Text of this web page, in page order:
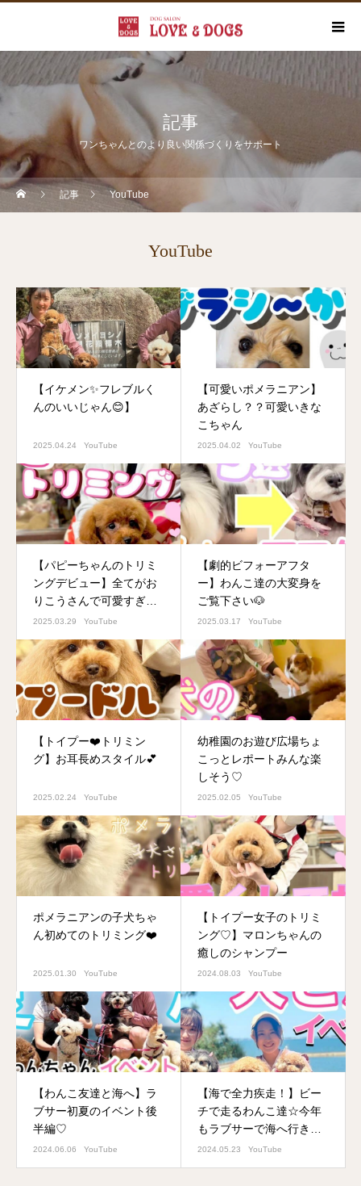
記事
ワンちゃんとのより良い関係づくりをサポート
記事 YouTube
YouTube
【イケメン✨フレブルく
んのいいじゃん😊】
2025.04.24 YouTube
【可愛いポメラニアン】
あざらし？？可愛いきな
こちゃん
2025.04.02 YouTube
【パピーちゃんのトリミ
ングデビュー】全てがお
りこうさんで可愛すぎる
♡
2025.03.29 YouTube
【劇的ビフォーアフタ
ー】わんこ達の大変身を
ご覧下さい🐶
2025.03.17 YouTube
【トイプー❤️トリミン
グ】お耳長めスタイル💕
2025.02.24 YouTube
幼稚園のお遊び広場ちょ
こっとレポートみんな楽
しそう♡
2025.02.05 YouTube
ポメラニアンの子犬ちゃ
ん初めてのトリミング❤️
2025.01.30 YouTube
【トイプー女子のトリミ
ング♡】マロンちゃんの
癒しのシャンプー
2024.08.03 YouTube
【わんこ友達と海へ】ラ
ブサー初夏のイベント後
半編♡
2024.06.06 YouTube
【海で全力疾走！】ビー
チで走るわんこ達☆今年
もラブサーで海へ行きま
した！
2024.05.23 YouTube